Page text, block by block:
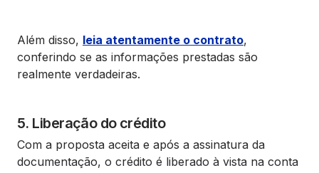
Além disso, leia atentamente o contrato,
conferindo se as informações prestadas são
realmente verdadeiras.
5. Liberação do crédito
Com a proposta aceita e após a assinatura da
documentação, o crédito é liberado à vista na conta